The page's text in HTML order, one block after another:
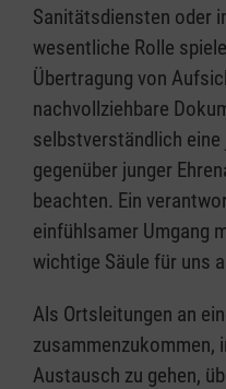
Sanitätsdiensten oder
wesentliche Rolle
Übertragung von
nachvollziehbare
selbstverständlich
gegenüber junger
beachten. Ein
einfühlsamer Umgang
wichtige Säule für uns
Als Ortsleitungen an
zusammenzukommen,
Austausch zu gehen,